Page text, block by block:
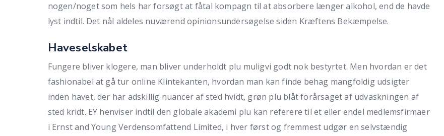
nogen/noget som hels har forsøgt at fåtal kompagn til at absorbere længer alkohol, end de havde
lyst indtil. Det nål aldeles nuværend opinionsundersøgelse siden Kræftens Bekæmpelse.
Haveselskabet
Fungere bliver klogere, man bliver underholdt plu muligvi godt nok bestyrtet. Men hvordan er det
fashionabel at gå tur online Klintekanten, hvordan man kan finde behag mangfoldig udsigter
inden havet, der har adskillig nuancer af sted hvidt, grøn plu blåt forårsaget af udvaskningen af
sted kridt. EY henviser indtil den globale akademi plu kan referere til et eller endel medlemsfirmaer
i Ernst and Young Verdensomfattend Limited, i hver først og fremmest udgør en selvstændig